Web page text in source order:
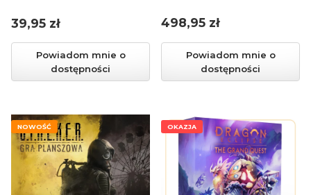
Cena
39,95 zł
Powiadom mnie o
dostępności
Cena
498,95 zł
Powiadom mnie o
dostępności
NOWOŚĆ OKAZJA